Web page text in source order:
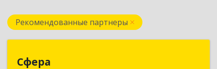
Рекомендованные партнеры
Сфера